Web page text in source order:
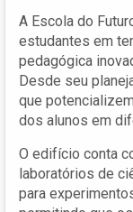
A Escola do
estudantes em
pedagógica
Desde seu
que
dos alunos em
O edifício conta
laboratórios de
para